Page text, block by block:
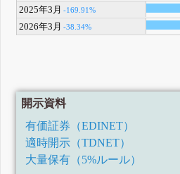
2025年3月 -169.91%
2026年3月 -38.34%
開示資料
有価証券（EDINET）
適時開示（TDNET）
大量保有（5%ルール）